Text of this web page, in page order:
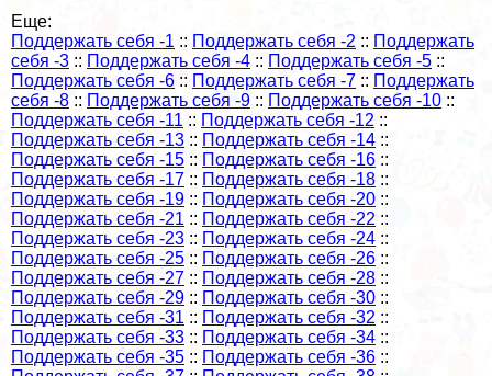
Еще:
Поддержать себя -1 :: Поддержать себя -2 :: Поддержать
себя -3 :: Поддержать себя -4 :: Поддержать себя -5 ::
Поддержать себя -6 :: Поддержать себя -7 :: Поддержать
себя -8 :: Поддержать себя -9 :: Поддержать себя -10 ::
Поддержать себя -11 :: Поддержать себя -12 ::
Поддержать себя -13 :: Поддержать себя -14 ::
Поддержать себя -15 :: Поддержать себя -16 ::
Поддержать себя -17 :: Поддержать себя -18 ::
Поддержать себя -19 :: Поддержать себя -20 ::
Поддержать себя -21 :: Поддержать себя -22 ::
Поддержать себя -23 :: Поддержать себя -24 ::
Поддержать себя -25 :: Поддержать себя -26 ::
Поддержать себя -27 :: Поддержать себя -28 ::
Поддержать себя -29 :: Поддержать себя -30 ::
Поддержать себя -31 :: Поддержать себя -32 ::
Поддержать себя -33 :: Поддержать себя -34 ::
Поддержать себя -35 :: Поддержать себя -36 ::